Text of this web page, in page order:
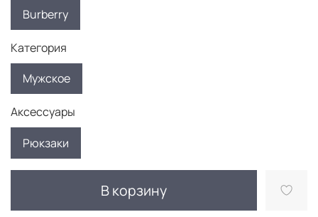
В корзину
Burberry
Категория
Мужское
Аксессуары
Рюкзаки